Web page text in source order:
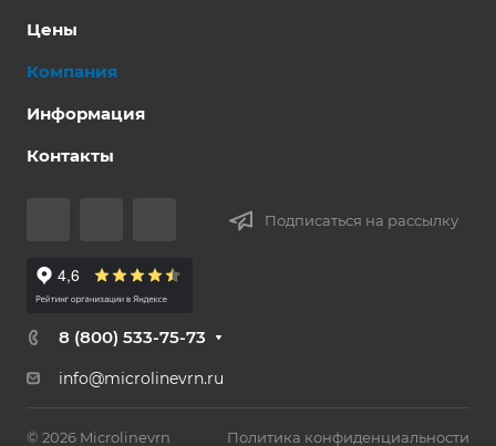
Цены
Компания
Информация
Контакты
Подписаться на рассылку
8 (800) 533-75-73
info@microlinevrn.ru
© 2026 Microlinevrn Политика конфиденциальности